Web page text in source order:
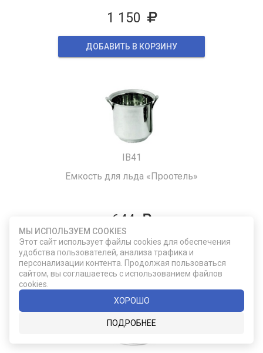
1 150
ДОБАВИТЬ В КОРЗИНУ
IB41
Емкость для льда «Проотель»
644
ДОБАВИТЬ В КОРЗИНУ
МЫ ИСПОЛЬЗУЕМ COOKIES
Этот сайт использует файлы cookies для обеспечения
удобства пользователей, анализа трафика и
персонализации контента. Продолжая пользоваться
сайтом, вы соглашаетесь с использованием файлов
cookies.
ХОРОШО
ПОДРОБНЕЕ